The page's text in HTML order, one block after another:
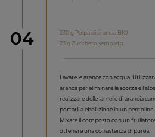
Step
04
230 g Polpa di arancia BIO
23 g Zucchero semolato
Lavare le arance con acqua.
arance per eliminare la scorza e
realizzare delle lamelle di arancia
portarli a ebollizione in un
Mixare il composto con un
ottenere una consistenza di purea.